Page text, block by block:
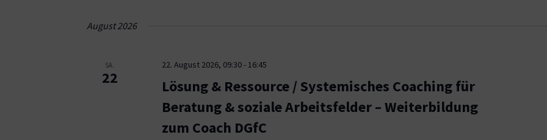
Navigation
August 2026
SA.
22
22. August 2026, 09:30- 16:45
Lösung & Ressource / Systemisches Coaching für
Beratung & soziale Arbeitsfelder – Weiterbildung
zum Coach DGfC